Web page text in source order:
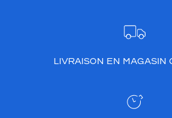
LIVRAISON EN MAGASIN